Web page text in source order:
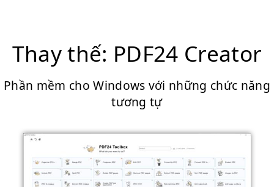
Thay thế: PDF24 Creator
Phần mềm cho Windows với những chức năng
tương tự